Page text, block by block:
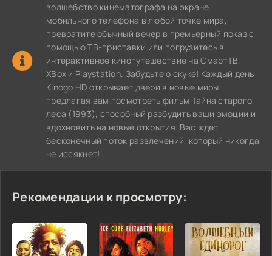
волшебство кинематографа на экране
мобильного телефона в любой точке мира,
превратите обычный вечер в премьерный показ с
помощью ТВ-приставки или погрузитесь в
интерактивное кинопутешествие на СмартТВ,
XBox и Playstation. Забудьте о скуке! Каждый день
Kinogo HD открывает двери в новые миры,
предлагая вам посмотреть фильм Тайна старого
леса (1993), способный разбудить ваши эмоции и
вдохновить на новые открытия. Вас ждет
бесконечный поток развлечений, который никогда
не иссякнет!
Рекомендации к просмотру: